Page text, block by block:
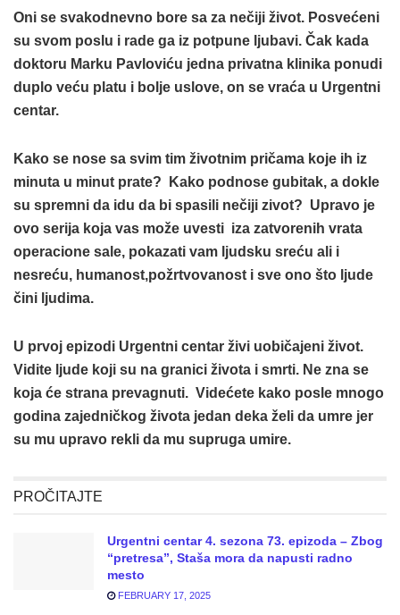
Oni se svakodnevno bore sa za nečiji život. Posvećeni
su svom poslu i rade ga iz potpune ljubavi. Čak kada
doktoru Marku Pavloviću jedna privatna klinika ponudi
duplo veću platu i bolje uslove, on se vraća u Urgentni
centar.
Kako se nose sa svim tim životnim pričama koje ih iz
minuta u minut prate? Kako podnose gubitak, a dokle
su spremni da idu da bi spasili nečiji zivot? Upravo je
ovo serija koja vas može uvesti iza zatvorenih vrata
operacione sale, pokazati vam ljudsku sreću ali i
nesreću, humanost,požrtvovanost i sve ono što ljude
čini ljudima.
U prvoj epizodi Urgentni centar živi uobičajeni život.
Vidite ljude koji su na granici života i smrti. Ne zna se
koja će strana prevagnuti. Videćete kako posle mnogo
godina zajedničkog života jedan deka želi da umre jer
su mu upravo rekli da mu supruga umire.
PROČITAJTE
Urgentni centar 4. sezona 73. epizoda – Zbog
“pretresa”, Staša mora da napusti radno
mesto
FEBRUARY 17, 2025